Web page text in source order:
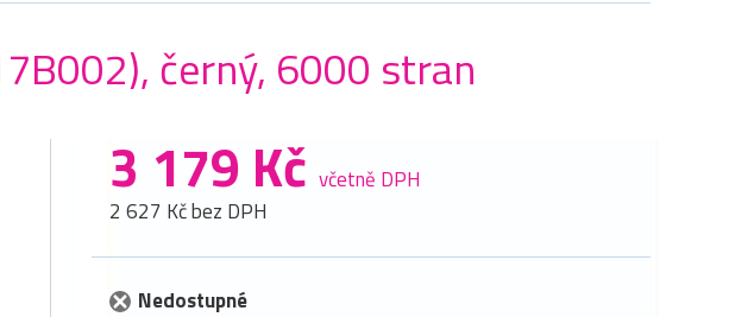
černý, 6000 stran
3 179 Kč včetně DPH
2 627 Kč bez DPH
Nedostupné